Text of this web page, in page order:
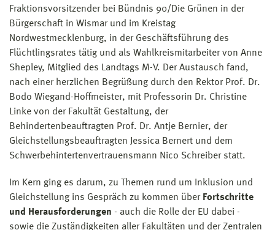
Fraktionsvorsitzender bei Bündnis 90/Die Grünen in der
Bürgerschaft in Wismar und im Kreistag
Nordwestmecklenburg, in der Geschäftsführung des
Flüchtlingsrates tätig und als Wahlkreismitarbeiter von Anne
Shepley, Mitglied des Landtags M-V. Der Austausch fand,
nach einer herzlichen Begrüßung durch den Rektor Prof. Dr.
Bodo Wiegand-Hoffmeister, mit Professorin Dr. Christine
Linke von der Fakultät Gestaltung, der
Behindertenbeauftragten Prof. Dr. Antje Bernier, der
Gleichstellungsbeauftragten Jessica Bernert und dem
Schwerbehintertenvertrauensmann Nico Schreiber statt.
Im Kern ging es darum, zu Themen rund um Inklusion und
Gleichstellung ins Gespräch zu kommen über Fortschritte
und Herausforderungen - auch die Rolle der EU dabei -
sowie die Zuständigkeiten aller Fakultäten und der Zentralen